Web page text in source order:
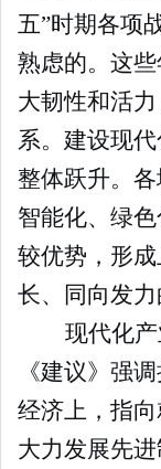
五”时期各项
熟虑的。这
大韧性和活
系。建设现
整体跃升。
智能化、绿
较优势，形
长、同向发力
现代化产
《建议》强
经济上，指向
大力发展先